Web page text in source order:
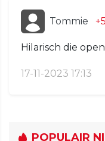
Tommie
Hilarisch die
17-11-2023 17:13
POPULAIR